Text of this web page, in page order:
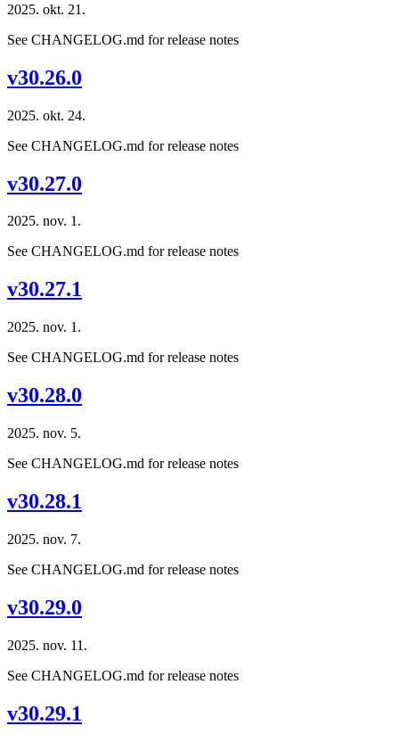
2025. okt. 21.
See CHANGELOG.md for release notes
v30.26.0
2025. okt. 24.
See CHANGELOG.md for release notes
v30.27.0
2025. nov. 1.
See CHANGELOG.md for release notes
v30.27.1
2025. nov. 1.
See CHANGELOG.md for release notes
v30.28.0
2025. nov. 5.
See CHANGELOG.md for release notes
v30.28.1
2025. nov. 7.
See CHANGELOG.md for release notes
v30.29.0
2025. nov. 11.
See CHANGELOG.md for release notes
v30.29.1